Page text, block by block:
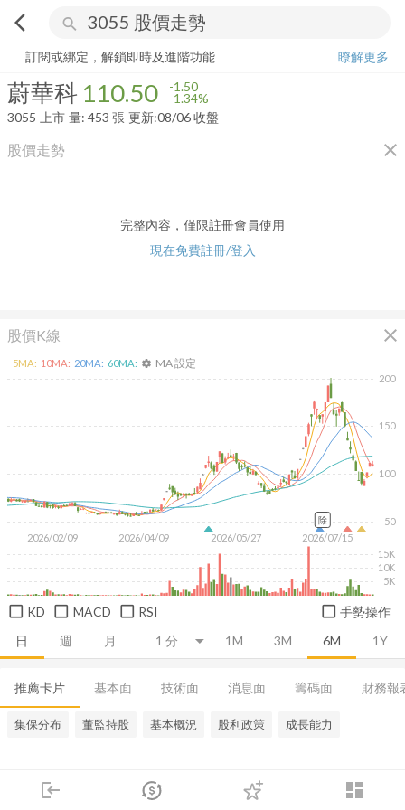
arrow_back_ios search
login dashboard
市場 登入
蔚華科 110.50-1.34%
訂閱或綁定，解鎖即時及進階功能
瞭解更多
蔚華科 110.50 -1.50
-1.34%
3055
上市 量: 453 張 更新:08/06 收盤
股價走勢 close
完整內容，僅限註冊會員使用
現在免費註冊/登入
股價K線 close
日 週 月 1M 3M 6M 1Y
2026/02/09 2026/04/09 2026/05/27 2026/07/15
50
100
150
200
5K
10K
15K
5MA: 10MA: 20MA: 60MA: settings MA 設定
除
KD MACD RSI 手勢操作
推薦卡片 基本面 技術面 消息面 籌碼面 財務報
集保分布 董監持股 基本概況 股利政策 成長能力